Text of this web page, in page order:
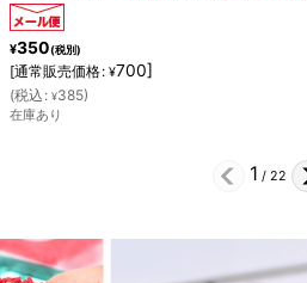
¥350(税別)
[通常販売価格: ¥700]
(税込 : ¥385)
在庫あり
2 /22